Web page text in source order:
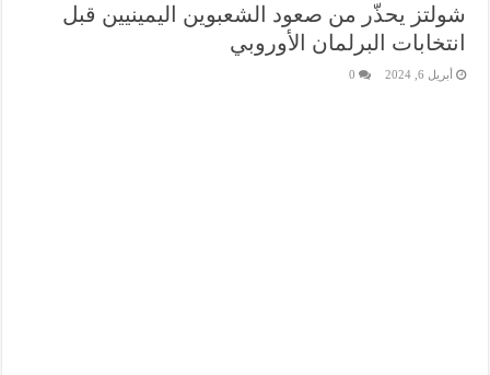
شولتز يحذّر من صعود الشعبوين اليمينيين قبل
انتخابات البرلمان الأوروبي
أبريل 6, 2024 0